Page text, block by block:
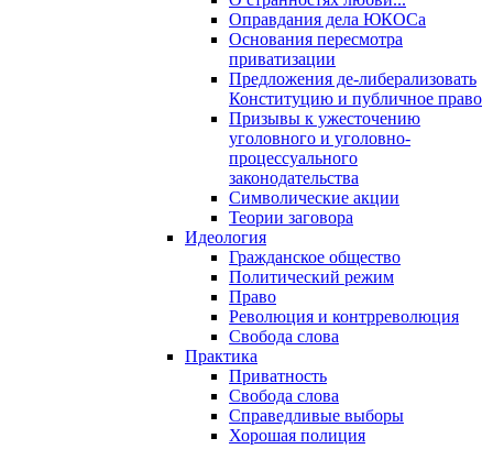
Оправдания дела ЮКОСа
Основания пересмотра
приватизации
Предложения де-либерализовать
Конституцию и публичное право
Призывы к ужесточению
уголовного и уголовно-
процессуального
законодательства
Символические акции
Теории заговора
Идеология
Гражданское общество
Политический режим
Право
Революция и контрреволюция
Свобода слова
Практика
Приватность
Свобода слова
Справедливые выборы
Хорошая полиция